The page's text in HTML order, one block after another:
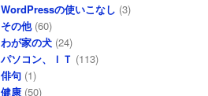
WordPressの使いこなし (3)
その他(60)
わが家の犬 (24)
パソコン、ＩＴ (113)
俳句 (1)
健康 (50)